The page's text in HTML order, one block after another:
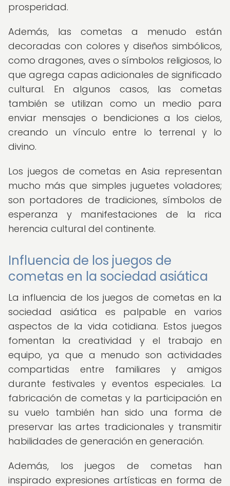
prosperidad.
Además, las cometas a menudo están
decoradas con colores y diseños simbólicos,
como dragones, aves o símbolos religiosos, lo
que agrega capas adicionales de significado
cultural. En algunos casos, las cometas
también se utilizan como un medio para
enviar mensajes o bendiciones a los cielos,
creando un vínculo entre lo terrenal y lo
divino.
Los juegos de cometas en Asia representan
mucho más que simples juguetes voladores;
son portadores de tradiciones, símbolos de
esperanza y manifestaciones de la rica
herencia cultural del continente.
Influencia de los juegos de
cometas en la sociedad asiática
La influencia de los juegos de cometas en la
sociedad asiática es palpable en varios
aspectos de la vida cotidiana. Estos juegos
fomentan la creatividad y el trabajo en
equipo, ya que a menudo son actividades
compartidas entre familiares y amigos
durante festivales y eventos especiales. La
fabricación de cometas y la participación en
su vuelo también han sido una forma de
preservar las artes tradicionales y transmitir
habilidades de generación en generación.
Además, los juegos de cometas han
inspirado expresiones artísticas en forma de